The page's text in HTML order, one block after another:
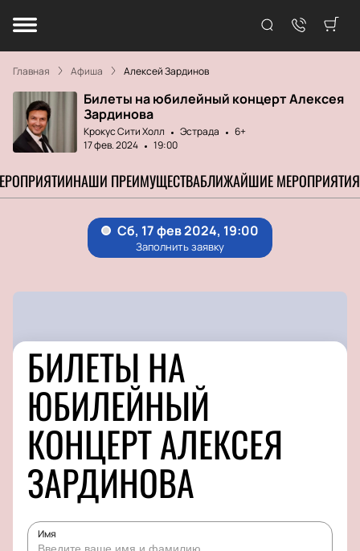
Главная Афиша Алексей Зардинов
Билеты на юбилейный концерт Алексея
Зардинова
Крокус Сити Холл Эстрада
6+
17 фев. 2024
19:00
НАШИ ПРЕИМУЩЕСТВАБЛИЖАЙШИЕ МЕРОПРИЯТИЯ
БИЛЕТЫ НА
ЮБИЛЕЙНЫЙ
КОНЦЕРТ АЛЕКСЕЯ
ЗАРДИНОВА
Имя